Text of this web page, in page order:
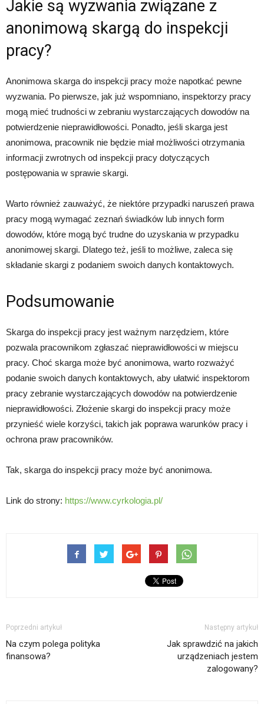
Jakie są wyzwania związane z
anonimową skargą do inspekcji
pracy?
Anonimowa skarga do inspekcji pracy może napotkać pewne
wyzwania. Po pierwsze, jak już wspomniano, inspektorzy pracy
mogą mieć trudności w zebraniu wystarczających dowodów na
potwierdzenie nieprawidłowości. Ponadto, jeśli skarga jest
anonimowa, pracownik nie będzie miał możliwości otrzymania
informacji zwrotnych od inspekcji pracy dotyczących
postępowania w sprawie skargi.
Warto również zauważyć, że niektóre przypadki naruszeń prawa
pracy mogą wymagać zeznań świadków lub innych form
dowodów, które mogą być trudne do uzyskania w przypadku
anonimowej skargi. Dlatego też, jeśli to możliwe, zaleca się
składanie skargi z podaniem swoich danych kontaktowych.
Podsumowanie
Skarga do inspekcji pracy jest ważnym narzędziem, które
pozwala pracownikom zgłaszać nieprawidłowości w miejscu
pracy. Choć skarga może być anonimowa, warto rozważyć
podanie swoich danych kontaktowych, aby ułatwić inspektorom
pracy zebranie wystarczających dowodów na potwierdzenie
nieprawidłowości. Złożenie skargi do inspekcji pracy może
przynieść wiele korzyści, takich jak poprawa warunków pracy i
ochrona praw pracowników.
Tak, skarga do inspekcji pracy może być anonimowa.
Link do strony: https://www.cyrkologia.pl/
Poprzedni artykuł
Na czym polega polityka
finansowa?
Następny artykuł
Jak sprawdzić na jakich
urządzeniach jestem
zalogowany?